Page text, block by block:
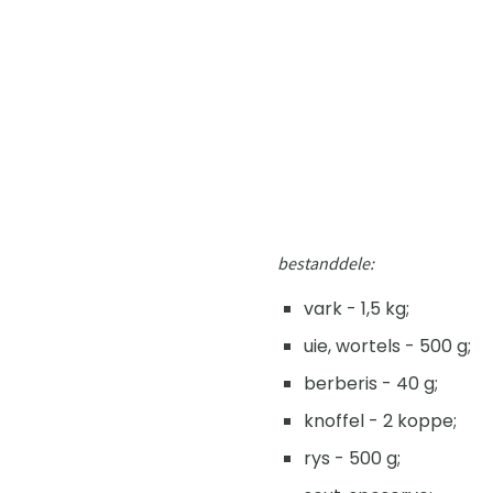
bestanddele:
vark - 1,5 kg;
uie, wortels - 500 g;
berberis - 40 g;
knoffel - 2 koppe;
rys - 500 g;